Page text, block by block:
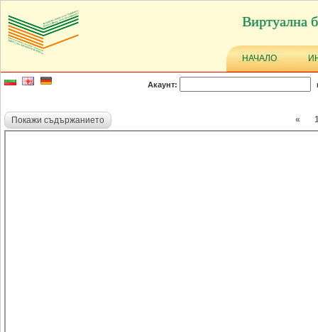
Виртуална
НАЧАЛО
Акаунт:
Покажи съдържанието «